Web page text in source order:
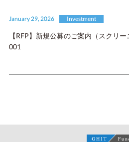
January 29, 2026 Investment
【RFP】新規公募のご案内（スクリ
001